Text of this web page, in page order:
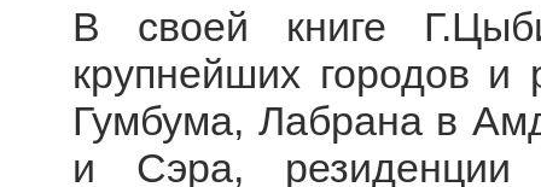
В своей книге
крупнейших городов и
Гумбума, Лабрана в
и Сэра,